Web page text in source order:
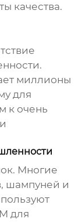
качества.
миллионы
для
к очень
Многие
шампуней и
для